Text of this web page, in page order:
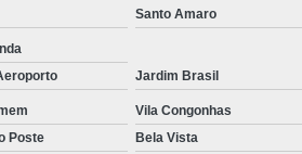
Santo Amaro
Jardim Brasil
Vila Congonhas
Poste Bela Vista